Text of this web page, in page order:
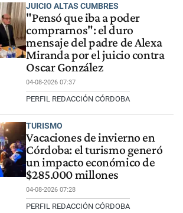
JUICIO ALTAS CUMBRES
"Pensó que iba a poder
comprarnos": el duro
mensaje del padre de Alexa
Miranda por el juicio contra
Oscar González
04-08-2026 07:37
PERFIL REDACCIÓN CÓRDOBA
TURISMO
Vacaciones de invierno en
Córdoba: el turismo generó
un impacto económico de
$285.000 millones
04-08-2026 07:28
PERFIL REDACCIÓN CÓRDOBA